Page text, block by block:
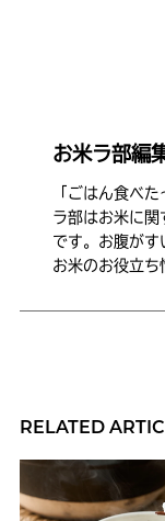
お米ラ部編
「ごはん食べ
ラ部はお米に関
です。お腹がす
お米のお役立ち
RELATED